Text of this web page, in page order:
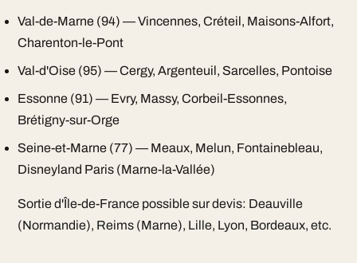
Val-de-Marne (94) — Vincennes, Créteil, Maisons-Alfort,
Charenton-le-Pont
Val-d'Oise (95) — Cergy, Argenteuil, Sarcelles, Pontoise
Essonne (91) — Evry, Massy, Corbeil-Essonnes,
Brétigny-sur-Orge
Seine-et-Marne (77) — Meaux, Melun, Fontainebleau,
Disneyland Paris (Marne-la-Vallée)
Sortie d'Île-de-France possible sur devis: Deauville
(Normandie), Reims (Marne), Lille, Lyon, Bordeaux, etc.